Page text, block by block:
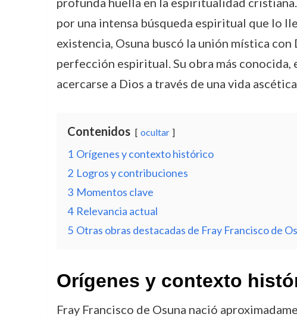
por una intensa búsqueda espiritual que lo
existencia, Osuna buscó la unión mística
perfección espiritual. Su obra más conocida,
acercarse a Dios a través de una vida
Contenidos ocultar
1 Orígenes y contexto histórico
2 Logros y contribuciones
3 Momentos clave
4 Relevancia actual
5 Otras obras destacadas de Fray Francisco de
Orígenes y contexto
Fray Francisco de Osuna nació